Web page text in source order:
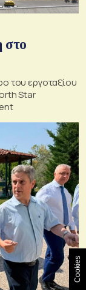
στο
του εργοταξίου
Star
Cookies